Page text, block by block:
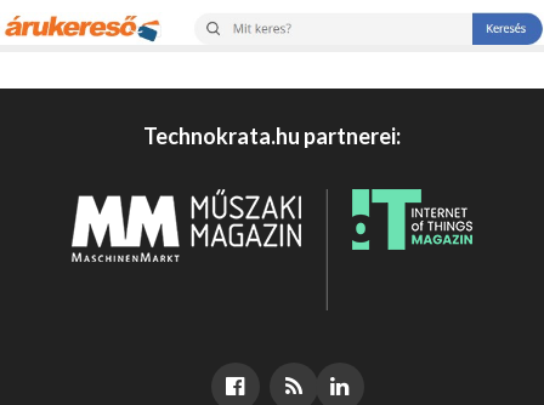
Technokrata.hu partnerei: